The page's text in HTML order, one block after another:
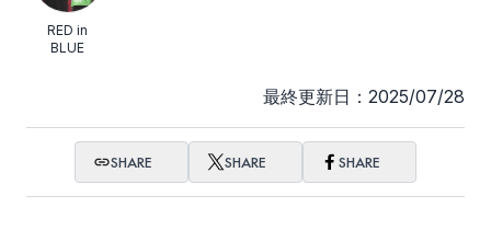
RED in
BLUE
最終更新日：2025/07/28
SHARE SHARE SHARE